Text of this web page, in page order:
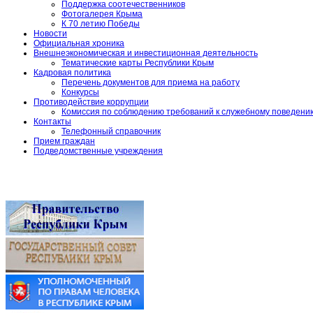
Поддержка соотечественников
Фотогалерея Крыма
К 70 летию Победы
Новости
Официальная хроника
Внешнеэкономическая и инвестиционная деятельность
Тематические карты Республики Крым
Кадровая политика
Перечень документов для приема на работу
Конкурсы
Противодействие коррупции
Комиссия по соблюдению требований к служебному
Контакты
Телефонный справочник
Прием граждан
Подведомственные учреждения